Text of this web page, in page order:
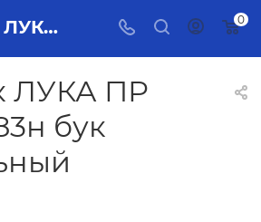
Порожек ЛУКА ПР 02.900.083н бук натуральный Тольятти - купить в интернет-магазине, каталог с ценами и характеристиками 0
ЛУКА ПР
бук